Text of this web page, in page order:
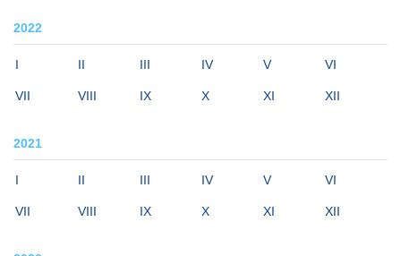
2022
I II III IV V VI
VII VIII IX X XI XII
2021
I II III IV V VI
VII VIII IX X XI XII